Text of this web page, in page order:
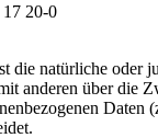
20-0
die natürliche oder
anderen über die
Daten